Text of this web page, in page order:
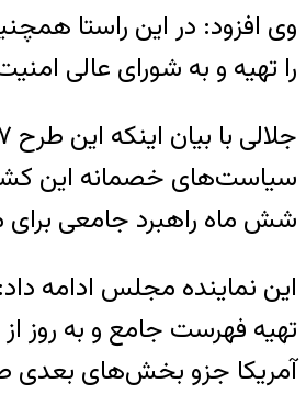
وی افزود: در این راستا
را تهیه و به شورای عالی
سیاست‌های خصمانه این
شش ماه راهبرد جامعی برای
این نماینده مجلس ادامه
تهیه فهرست جامع و به روز
آمریکا جزو بخش‌های بعدی